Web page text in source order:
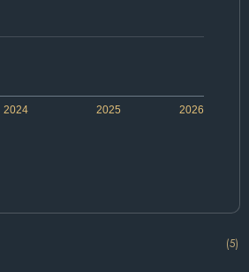
2024 2026
2025
(5)